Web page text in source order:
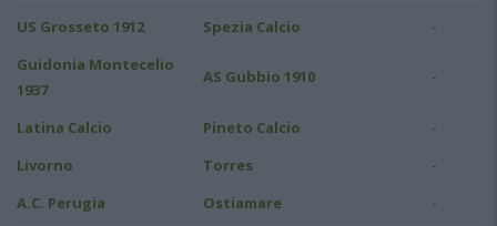
US Grosseto 1912 Spezia Calcio -
Guidonia Montecelio
1937
AS Gubbio 1910 -
Latina Calcio Pineto Calcio -
Livorno Torres -
A.C. Perugia Ostiamare -